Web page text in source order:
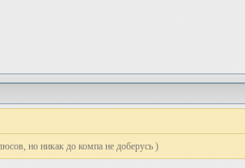
но никак до компа не доберусь )